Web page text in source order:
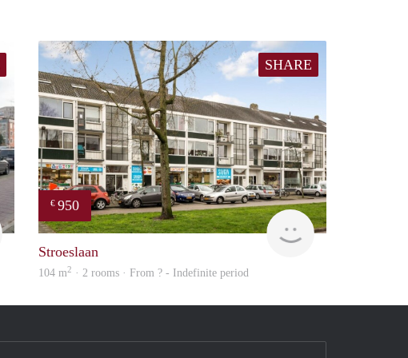
rent
SHARE
€ 950
Woning
Stroeslaan
104 m2 · 2 rooms · From ? - Indefinite period